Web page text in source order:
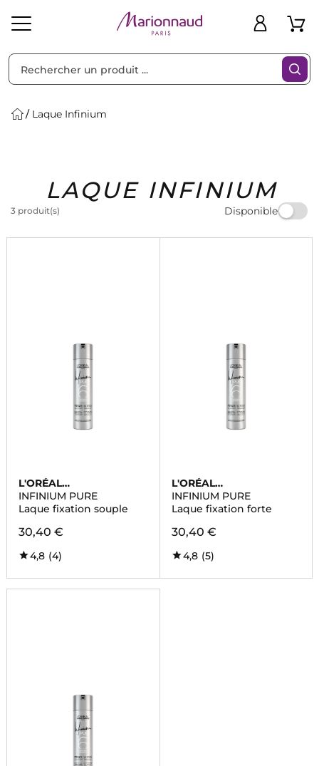
Solaire Homme Marques Idées
Cadeaux
Bons
Plans
Laque Infinium
LAQUE INFINIUM
3 produit(s) Disponible
Filtres
L'ORÉAL
PROFESSIONNEL
INFINIUM PURE
Laque fixation souple
30,40 €
4,8 (4)
L'ORÉAL
PROFESSIONNEL
INFINIUM PURE
Laque fixation forte
30,40 €
4,8 (5)